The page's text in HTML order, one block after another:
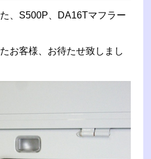
、S500P、DA16Tマフラー
お客様、お待たせ致しまし